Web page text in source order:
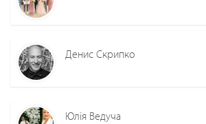
Денис Скрипко
Юлія Ведуча